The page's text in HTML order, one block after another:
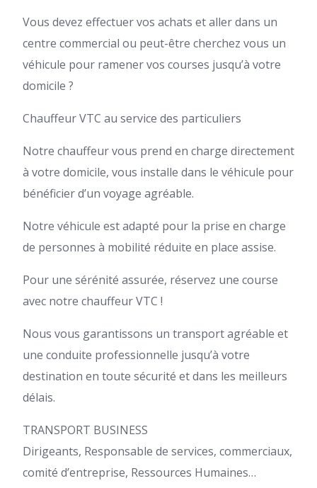
Vous devez effectuer vos achats et aller dans un
centre commercial ou peut-être cherchez vous un
véhicule pour ramener vos courses jusqu’à votre
domicile ?
Chauffeur VTC au service des particuliers
Notre chauffeur vous prend en charge directement
à votre domicile, vous installe dans le véhicule pour
bénéficier d’un voyage agréable.
Notre véhicule est adapté pour la prise en charge
de personnes à mobilité réduite en place assise.
Pour une sérénité assurée, réservez une course
avec notre chauffeur VTC !
Nous vous garantissons un transport agréable et
une conduite professionnelle jusqu’à votre
destination en toute sécurité et dans les meilleurs
délais.
TRANSPORT BUSINESS
Dirigeants, Responsable de services, commerciaux,
comité d’entreprise, Ressources Humaines…